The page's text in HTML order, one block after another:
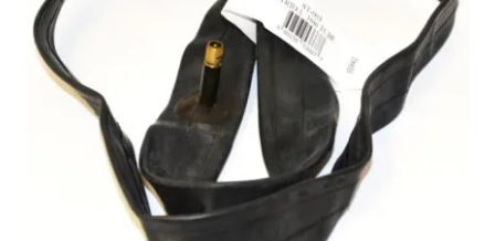
enfant
le
menu
Panier
SOLDES